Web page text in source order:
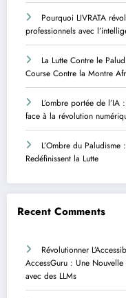
Pourquoi LIVRATA
professionnels avec
La Lutte Contre le
Course Contre la Montre
L’ombre portée de
face à la révolution
L’Ombre du
Redéfinissent la Lutte
Recent Comments
Révolutionner
AccessGuru : Une
avec des LLMs